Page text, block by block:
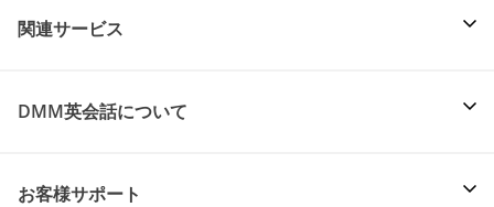
関連サービス
DMM英会話について
お客様サポート